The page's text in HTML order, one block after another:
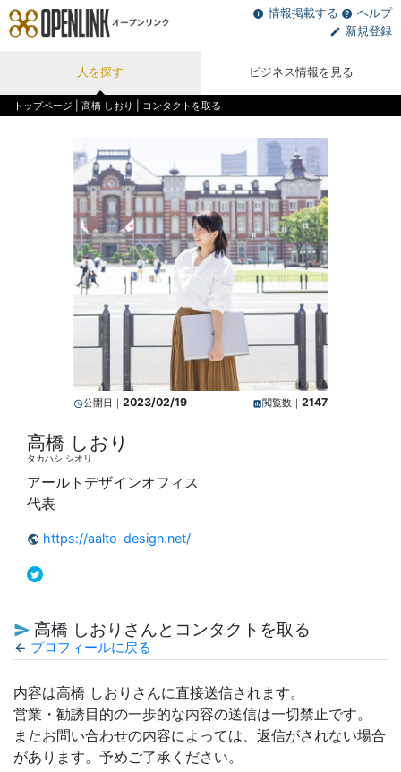
人を探す ビジネス情報を見る
情報掲載する
ヘルプ
新規登録
トップページ 高橋 しおり | コンタクトを取る
query_builder公開日｜2023/02/19 insert_chart閲覧数｜ 2147
高橋 しおり
タカハシ シオリ
アールトデザインオフィス
代表
public https://aalto-design.net/
send 高橋 しおりさんとコンタクトを取る
arrow_back プロフィールに戻る
内容は高橋 しおりさんに直接送信されます。
営業・勧誘目的の一歩的な内容の送信は一切禁止です。
またお問い合わせの内容によっては、返信がされない場合
があります。予めご了承ください。